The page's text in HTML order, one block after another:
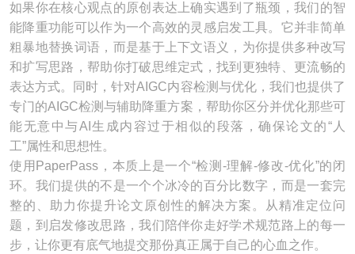
如果你在核心观点的原创表达上确实遇到了瓶颈，我们的智
能降重功能可以作为一个高效的灵感启发工具。它并非简单
粗暴地替换词语，而是基于上下文语义，为你提供多种改写
和扩写思路，帮助你打破思维定式，找到更独特、更流畅的
表达方式。同时，针对AIGC内容检测与优化，我们也提供了
专门的AIGC检测与辅助降重方案，帮助你区分并优化那些可
能无意中与AI生成内容过于相似的段落，确保论文的“人
工”属性和思想性。
使用PaperPass，本质上是一个“检测-理解-修改-优化”的闭
环。我们提供的不是一个个冰冷的百分比数字，而是一套完
整的、助力你提升论文原创性的解决方案。从精准定位问
题，到启发修改思路，我们陪伴你走好学术规范路上的每一
步，让你更有底气地提交那份真正属于自己的心血之作。